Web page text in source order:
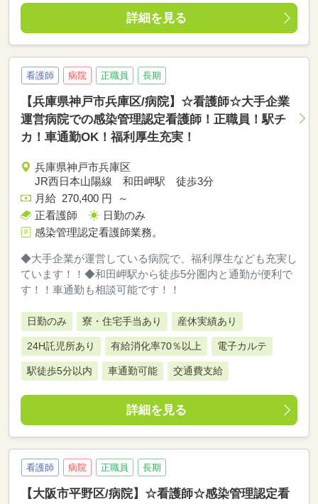
詳細を見る
看護師 病院 正職員 長期
【兵庫県神戸市兵庫区/病院】☆看護師☆大手企業
運営病院での感染管理認定看護師！正職員！駅チ
カ！車通勤OK！福利厚生充実！
兵庫県神戸市兵庫区
JR西日本山陽線 和田岬駅 徒歩3分
月給 270,400 円 ～
正看護師
日勤のみ
感染管理認定看護師業務。
◆大手企業が運営している病院で、福利厚生なども充実し
ています！！◆和田岬駅から徒歩5分圏内と通勤が便利で
す！！車通勤も相談可能です！！
日勤のみ 寮・住宅手当あり 産休実績あり
24H託児所あり 有給消化率70％以上 電子カルテ
駅徒歩5分以内 車通勤可能 交通費支給
詳細を見る
看護師 病院 正職員 長期
【大阪市平野区/病院】☆看護師☆感染管理認定看